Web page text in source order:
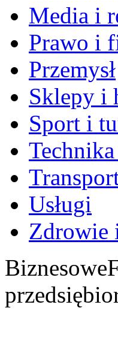
Media i
Prawo i
Przemysł
Sklepy i
Sport i
Usługi
Zdrowie